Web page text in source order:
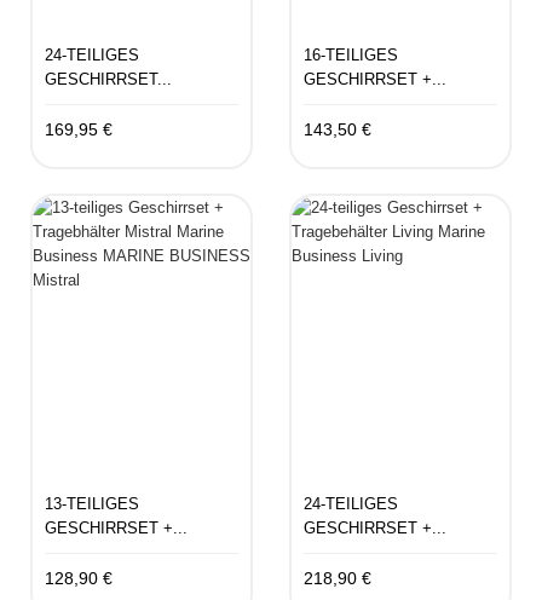
24-TEILIGES
GESCHIRRSET...
169,95 €
16-TEILIGES
GESCHIRRSET +...
143,50 €
13-TEILIGES
GESCHIRRSET +...
128,90 €
24-TEILIGES
GESCHIRRSET +...
218,90 €